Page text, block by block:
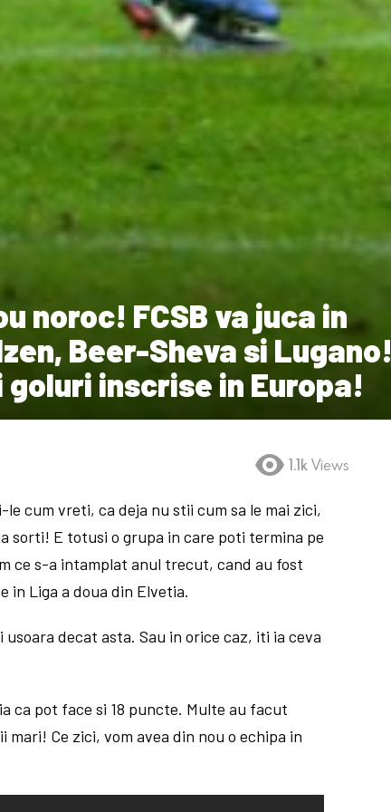
noroc! FCSB va juca in
Beer-Sheva si Lugano!
goluri inscrise in Europa!
1.1k Views
cum vreti, ca deja nu stii cum sa le mai zici,
sorti! E totusi o grupa in care poti termina pe
ce s-a intamplat anul trecut, cand au fost
in Liga a doua din Elvetia.
decat asta. Sau in orice caz, iti ia ceva
ca pot face si 18 puncte. Multe au facut
Ce zici, vom avea din nou o echipa in